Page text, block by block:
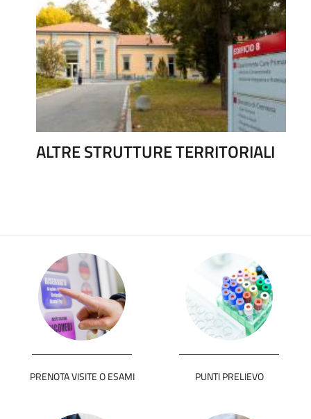
ALTRE STRUTTURE TERRITORIALI
PRENOTA VISITE O ESAMI PUNTI PRELIEVO